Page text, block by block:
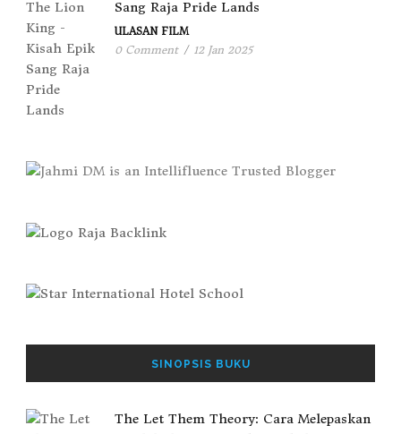
Sang Raja Pride Lands
ULASAN FILM
0 Comment / 12 Jan 2025
SINOPSIS BUKU
The Let Them Theory: Cara Melepaskan